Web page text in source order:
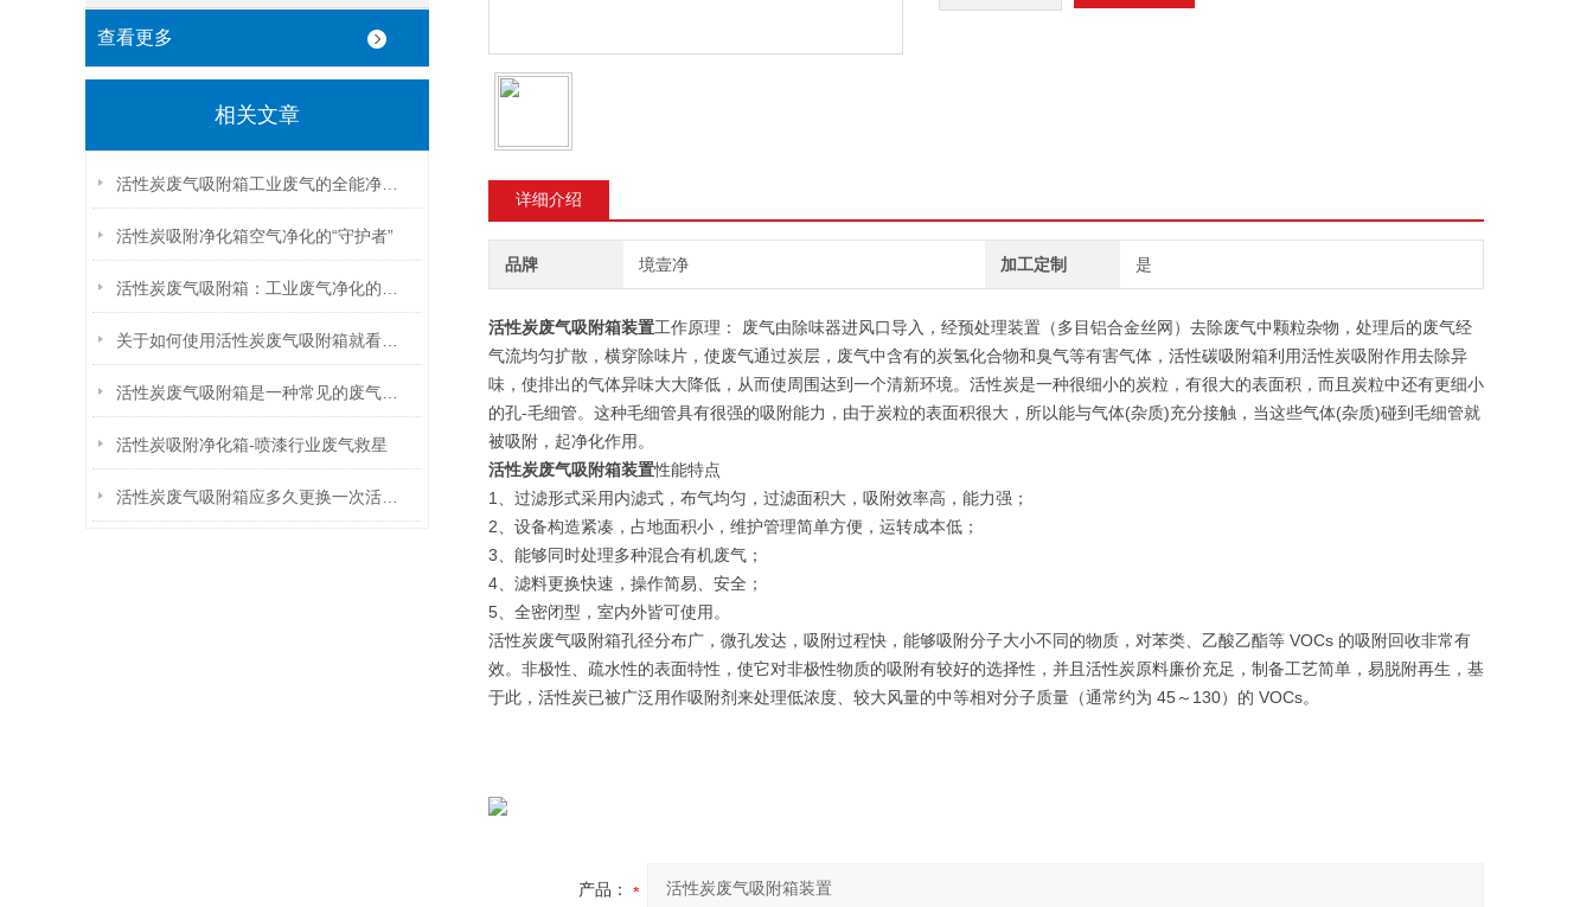
查看更多
相关文章
活性炭吸附净化箱空气净化的“守护者”
活性炭吸附净化箱-喷漆行业废气救星
详细介绍
品牌 境壹净 加工定制 是
活性炭废气吸附箱装置工作原理： 废气由除味器进风口导入，经预处理装置（多目铝合金丝网）去除废气中颗粒杂物，处理后的废气经
气流均匀扩散，横穿除味片，使废气通过炭层，废气中含有的炭氢化合物和臭气等有害气体，活性碳吸附箱利用活性炭吸附作用去除异
味，使排出的气体异味大大降低，从而使周围达到一个清新环境。活性炭是一种很细小的炭粒，有很大的表面积，而且炭粒中还有更细小
的孔-毛细管。这种毛细管具有很强的吸附能力，由于炭粒的表面积很大，所以能与气体(杂质)充分接触，当这些气体(杂质)碰到毛细管就
被吸附，起净化作用。
活性炭废气吸附箱装置性能特点
1、过滤形式采用内滤式，布气均匀，过滤面积大，吸附效率高，能力强；
2、设备构造紧凑，占地面积小，维护管理简单方便，运转成本低；
3、能够同时处理多种混合有机废气；
4、滤料更换快速，操作简易、安全；
5、全密闭型，室内外皆可使用。
活性炭废气吸附箱孔径分布广，微孔发达，吸附过程快，能够吸附分子大小不同的物质，对苯类、乙酸乙酯等 VOCs 的吸附回收非常有
效。非极性、疏水性的表面特性，使它对非极性物质的吸附有较好的选择性，并且活性炭原料廉价充足，制备工艺简单，易脱附再生，基
于此，活性炭已被广泛用作吸附剂来处理低浓度、较大风量的中等相对分子质量（通常约为 45～130）的 VOCs。
产品：